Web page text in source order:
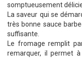
somptueusement
La saveur qui se
très bonne sauce
suffisante.
Le fromage remplit
remarquer, il permet